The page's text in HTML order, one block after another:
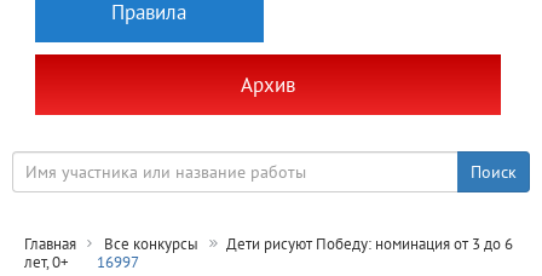
Правила
Архив
Главная Все конкурсы
Дети рисуют Победу: номинация от 3 до 6
лет, 0+
16997